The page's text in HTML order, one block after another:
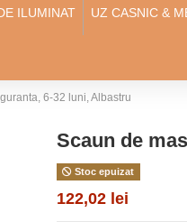
ILUMINAT UZ CASNIC &
6-32 luni, Albastru
Scaun de
Stoc epuizat
122,02 lei